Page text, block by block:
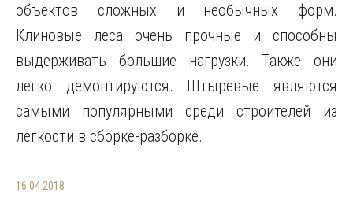
объектов сложных и необычных форм.
Клиновые леса очень прочные и способны
выдерживать большие нагрузки. Также они
легко демонтируются. Штыревые являются
самыми популярными среди строителей из
легкости в сборке-разборке.
16.04.2018